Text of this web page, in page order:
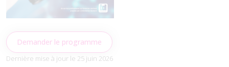
Demander le programme
Dernière mise à jour le 25 juin 2026